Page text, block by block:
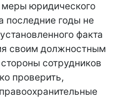
юридического
последние годы не
факта
своим должностным
сотрудников
проверить,